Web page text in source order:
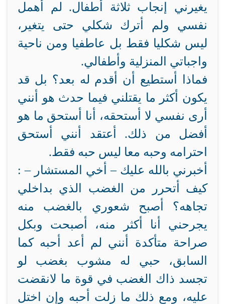
يغيرني إنجاب ثلاثة أطفال. لم أهمل
نفسي ولم أترك شكلي حتى يتغير،
ليس شكليا فقط بل عاطفيا ومن ناحية
واجباتي المنزلية وأطفالي.
فماذا أستطيع أن أقدم له بعد؟ بل قد
يكون أكثر ما يقتلني فيما حدث هو أنني
أرى نفسي لا أستحقه، أنا أستحق ما هو
أفضل من ذلك. أعتقد أنني أستحق
احترامه وحبه معا ليس حبه فقط.
أخبرني بالله عليك – أخي المستشار – :
كيف أتحرر من الغضب الذي بداخلي
تجاهه؟ أصبح شعوري بالغضب منه
يجرحني أنا أكثر منه، أصبحت وبكل
صراحة متأكدة أنني لم أعد أحبه كما
السابق، حبي له مشوب بغضب لو
تجسد ذاك الغضب في قوة ما لانقضت
عليه، ومع ذلك ما زلت أحبه وإن اختل